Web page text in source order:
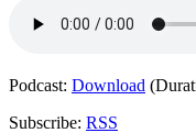
Podcast: Download
Subscribe: RSS